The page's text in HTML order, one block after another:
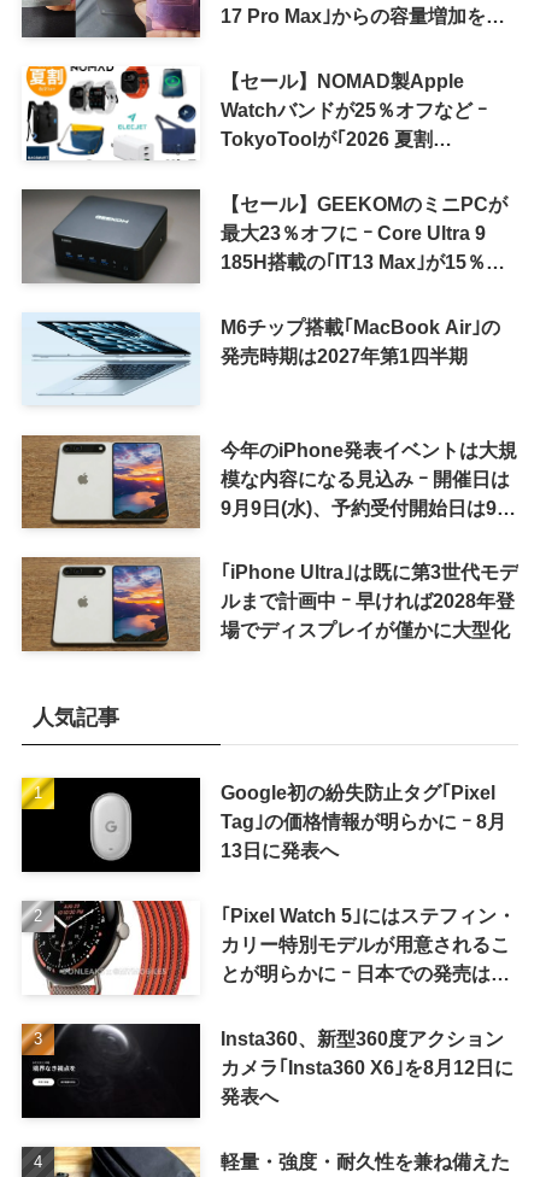
17 Pro Max｣からの容量増加を確
【セール】NOMAD製Apple
Watchバンドが25％オフなど ｰ
TokyoToolが｢2026 夏割
【セール】GEEKOMのミニPCが
最大23％オフに ｰ Core Ultra 9
185H搭載の｢IT13 Max｣が15％オ
M6チップ搭載｢MacBook Air｣の
発売時期は2027年第1四半期
今年のiPhone発表イベントは大規
模な内容になる見込み ｰ 開催日は
9月9日(水)、予約受付開始日は9月
｢iPhone Ultra｣は既に第3世代モデ
ルまで計画中 ｰ 早ければ2028年登
場でディスプレイが僅かに大型化
人気記事
Google初の紛失防止タグ｢Pixel
Tag｣の価格情報が明らかに ｰ 8月
13日に発表へ
｢Pixel Watch 5｣にはステフィン・
カリー特別モデルが用意されるこ
とが明らかに ｰ 日本での発売は期
Insta360、新型360度アクション
カメラ｢Insta360 X6｣を8月12日に
発表へ
軽量・強度・耐久性を兼ね備えた